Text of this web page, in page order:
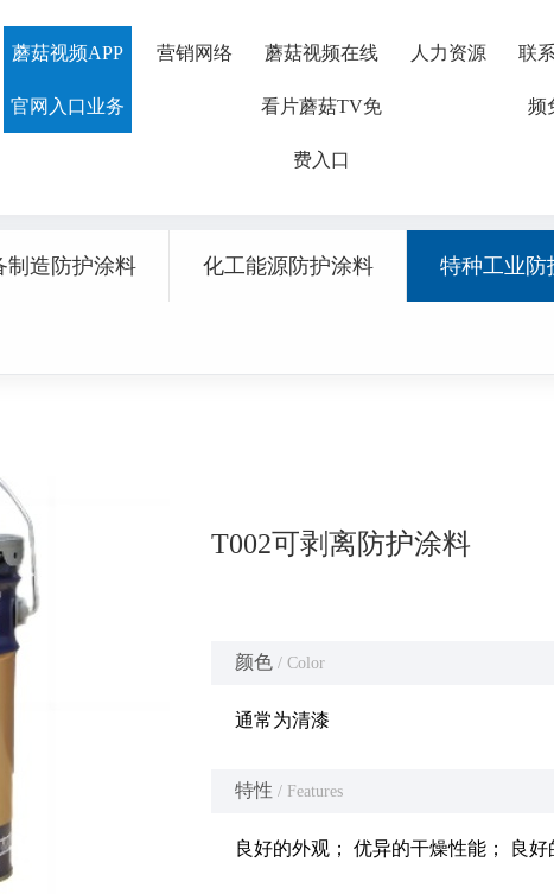
菇视频在线看片,蘑菇视频APP
蘑菇视频APP
官网入口业务
营销网络 蘑菇视频在线
看片蘑菇TV免
费入口
人力资源 联
频
制造防护涂料 化工能源防护涂料 特种工业防
T002可剥离防护涂料
颜色 / Color
通常为清漆
特性 / Features
良好的外观； 优异的干燥性能； 良好